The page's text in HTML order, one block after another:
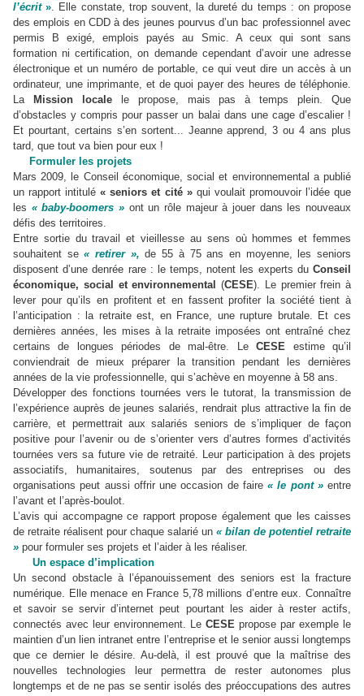
l’écrit». Elle constate, trop souvent, la dureté du temps : on propose
des emplois en CDD à des jeunes pourvus d’un bac professionnel avec
permis B exigé, emplois payés au Smic. A ceux qui sont sans
formation ni certification, on demande cependant d’avoir une adresse
électronique et un numéro de portable, ce qui veut dire un accès à un
ordinateur, une imprimante, et de quoi payer des heures de téléphonie.
La
Mission localele propose, mais pas à temps plein. Que
d’obstacles y compris pour passer un balai dans une cage d’escalier !
Et pourtant, certains s’en sortent... Jeanne apprend, 3 ou 4 ans plus
tard, que tout va bien pour eux !
Formuler les projets
Mars 2009, le Conseil économique, social et environnemental a publié
un rapport intitulé« seniors et cité »qui voulait promouvoir l’idée que
les « baby-boomers » ont un rôle majeur à jouer dans les nouveaux
défis des territoires.
Entre sortie du travail et vieillesse au sens où hommes et femmes
souhaitent se« retirer », de 55 à 75 ans en moyenne, les seniors
disposent d’une denrée rare : le temps, notent les experts du Conseil
économique, social et environnemental (CESE). Le premier frein à
lever pour qu’ils en profitent et en fassent profiter la société tient à
l’anticipation : la retraite est, en France, une rupture brutale. Et ces
dernières années, les mises à la retraite imposées ont entraîné chez
certains de longues périodes de mal-être. LeCESE estime qu’il
conviendrait de mieux préparer la transition pendant les dernières
années de la vie professionnelle, qui s’achève en moyenne à 58 ans.
Développer des fonctions tournées vers le tutorat, la transmission de
l’expérience auprès de jeunes salariés, rendrait plus attractive la fin de
carrière, et permettrait aux salariés seniors de s’impliquer de façon
positive pour l’avenir ou de s’orienter vers d’autres formes d’activités
tournées vers sa future vie de retraité. Leur participation à des projets
associatifs, humanitaires, soutenus par des entreprises ou des
organisations peut aussi offrir une occasion de faire « le pont »entre
l’avant et l’après-boulot.
L’avis qui accompagne ce rapport propose également que les caisses
de retraite réalisent pour chaque salarié un « bilan de potentiel retraite
» pour formuler ses projets et l’aider à les réaliser.
Un espace d’implication
Un second obstacle à l’épanouissement des seniors est la fracture
numérique. Elle menace en France 5,78 millions d’entre eux. Connaître
et savoir se servir d’internet peut pourtant les aider à rester actifs,
connectés avec leur environnement. Le CESE propose par exemple le
maintien d’un lien intranet entre l’entreprise et le senior aussi longtemps
que ce dernier le désire. Au-delà, il est prouvé que la maîtrise des
nouvelles technologies leur permettra de rester autonomes plus
longtemps et de ne pas se sentir isolés des préoccupations des autres